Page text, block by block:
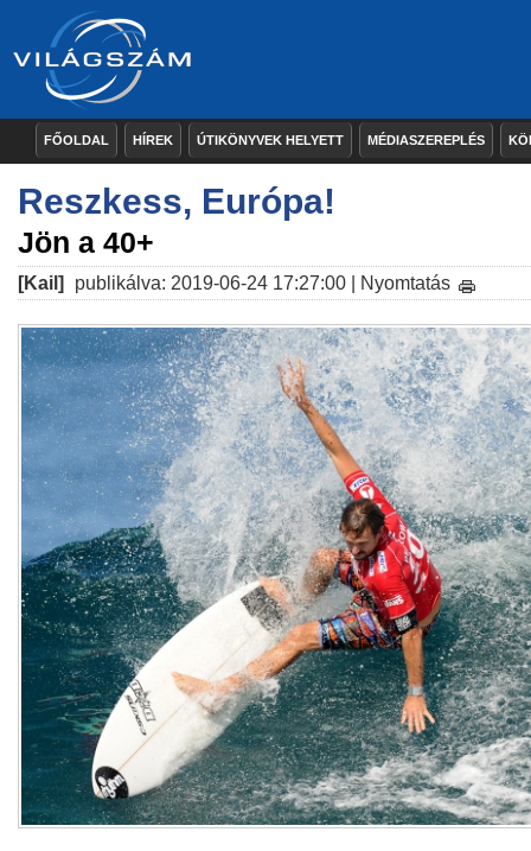
FŐOLDAL HÍREK ÚTIKÖNYVEK HELYETT MÉDIASZEREPLÉS
Reszkess, Európa!
Jön a 40+
[Kail] publikálva: 2019-06-24 17:27:00 | Nyomtatás